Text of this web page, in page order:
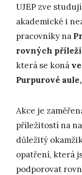
UJEP zve
akademické i
pracovníky na
rovných
která se koná
Purpurové aule,
Akce je
příležitostí na
důležitý
opatření, která
podporovat